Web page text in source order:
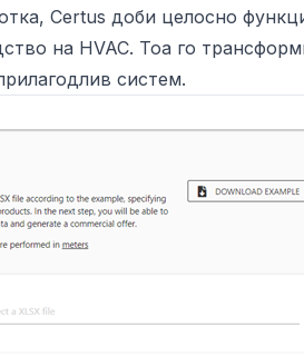
Certus доби целосно
на HVAC. Тоа го
систем.